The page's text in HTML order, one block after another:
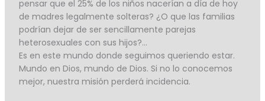
pensar que el 25% de los niños nacerían a día de hoy
de madres legalmente solteras? ¿O que las familias
podrían dejar de ser sencillamente parejas
heterosexuales con sus hijos?…
Es en este mundo donde seguimos queriendo estar.
Mundo en Dios, mundo de Dios. Si no lo conocemos
mejor, nuestra misión perderá incidencia.